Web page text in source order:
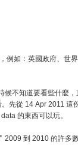
例如：英國政府、世
候不知道要看些什麼
先從 14 Apr 2011 這
的東西可以玩。
2009 到 2010 的許多